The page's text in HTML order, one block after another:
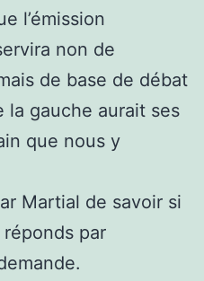
l’émission
non de
de base de débat
la gauche aurait ses
que nous y
Martial de savoir si
par